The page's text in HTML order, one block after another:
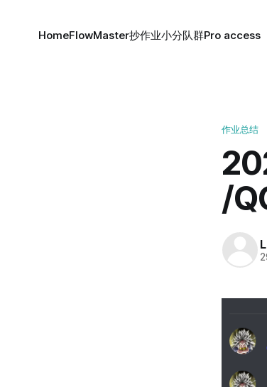
HomeFlowMaster抄作业小分队群Pro access
作业总结
/